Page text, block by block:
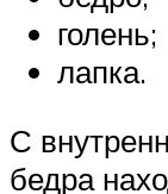
голень;
лапка.
С
бедра